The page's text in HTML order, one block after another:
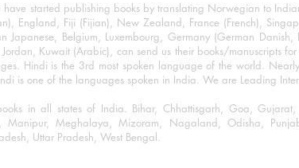
have started publishing books by translating Norwegian to
England, Fiji (Fijian), New Zealand, France (French),
Japanese, Belgium, Luxembourg, Germany (German
Jordan, Kuwait (Arabic), can send us their books/manuscripts
Hindi is the 3rd most spoken language of the world.
is one of the languages spoken in India. We are Leading
in all states of India. Bihar, Chhattisgarh, Goa,
Manipur, Meghalaya, Mizoram, Nagaland, Odisha,
Uttar Pradesh, West Bengal.